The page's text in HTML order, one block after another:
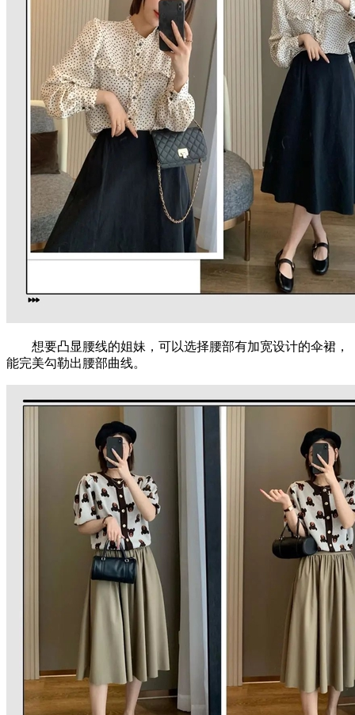
想要凸显腰线的姐妹，可以选择腰部有加宽设计的伞裙，
能完美勾勒出腰部曲线。